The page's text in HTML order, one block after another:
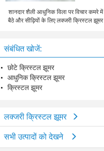
शानदार शैली आधुनिक विला पर विचार कमरे में
बैठे और सीढ़ियों के लिए लक्जरी क्रिस्टल झूमर
संबंधित खोजें:
छोटे क्रिस्टल झूमर
आधुनिक क्रिस्टल झूमर
क्रिस्टल झूमर
लक्जरी क्रिस्टल झूमर
सभी उत्पादों को देखने